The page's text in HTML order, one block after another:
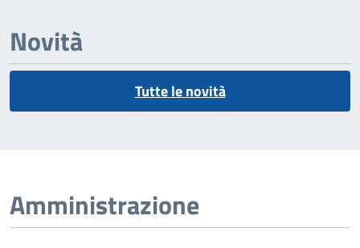
Novità
Tutte le novità
Amministrazione